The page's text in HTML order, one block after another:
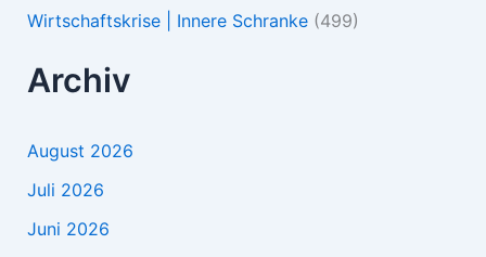
Wirtschaftskrise | Innere Schranke(499)
Archiv
August 2026
Juli 2026
Juni 2026